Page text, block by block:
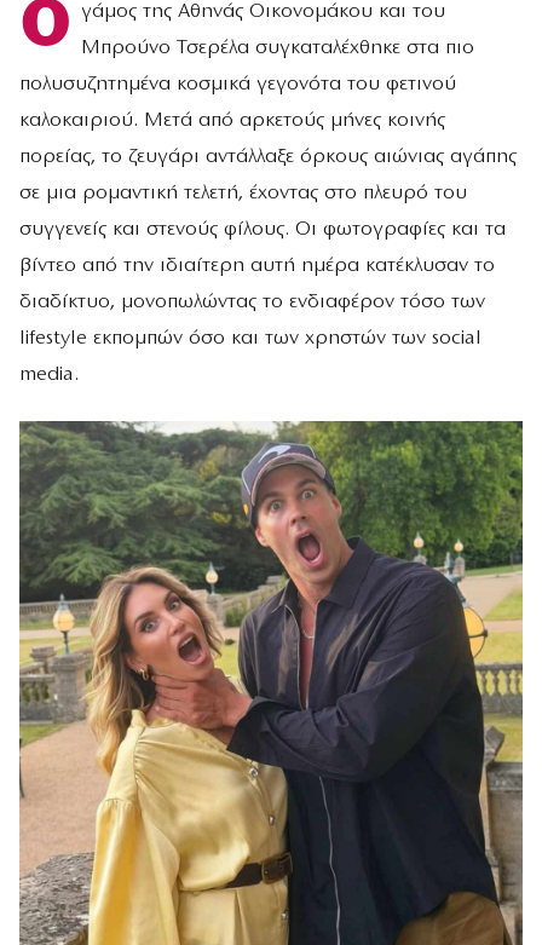
Ο γάμος της Αθηνάς Οικονομάκου και του
Μπρούνο Τσερέλα συγκαταλέχθηκε στα πιο
πολυσυζητημένα κοσμικά γεγονότα του φετινού
καλοκαιριού. Μετά από αρκετούς μήνες κοινής
πορείας, το ζευγάρι αντάλλαξε όρκους αιώνιας αγάπης
σε μια ρομαντική τελετή, έχοντας στο πλευρό του
συγγενείς και στενούς φίλους. Οι φωτογραφίες και τα
βίντεο από την ιδιαίτερη αυτή ημέρα κατέκλυσαν το
διαδίκτυο, μονοπωλώντας το ενδιαφέρον τόσο των
lifestyle εκπομπών όσο και των χρηστών των social
media.